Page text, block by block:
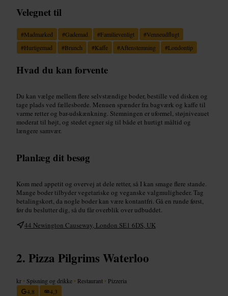
Velegnet til
#Madmarked #Gademad #Familievenligt #Venneudflugt
#Hurtigemad #Brunch #Kaffe #Aftenstemning #Londontip
Hvad du kan forvente
Du kan vælge mellem flere selvstændige boder, bestille ved disken og
tage plads ved fællesborde. Menuen spænder fra bagværk og kaffe til
varme retter og bar-udskænkning. Stemningen er uformel, støjniveauet
moderat til højt, og stedet egner sig til både et hurtigt måltid og
længere samvær.
Planlæg dit besøg
Kom med appetit og overvej at dele retter, så I kan smage flere stande.
Mange boder tilbyder vegetariske og veganske valgmuligheder. Tag
betalingskort, da nogle boder kan være kontantfri. Gå en runde først,
før du beslutter dig, så du får overblik over udbuddet.
44 Newington Causeway, London SE1 6DS, UK
Pizza Pilgrims Waterloo
kr • Spisning og drikke • Restaurant • Pizzeria
4,8
4,3